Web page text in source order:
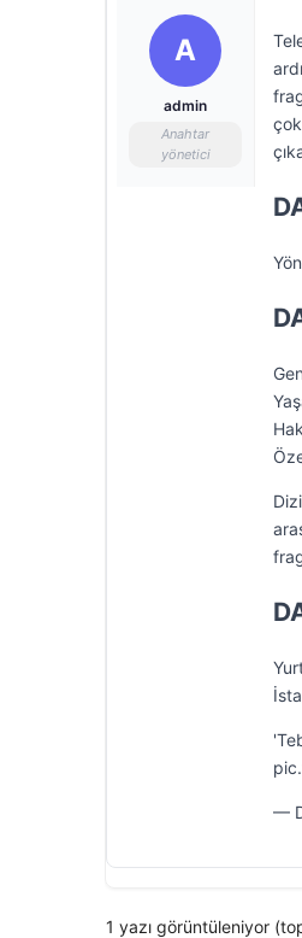
A
admin
Anahtar
yönetici
—
1 yazı görüntüleniyor